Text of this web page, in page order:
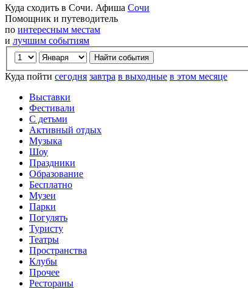
Куда сходить в Сочи. Афиша Сочи
Помощник и путеводитель
по интересным местам
и лучшим событиям
Куда пойти сегодня завтра в выходные в этом месяце
Выставки
Фестивали
С детьми
Активный отдых
Музыка
Шоу
Праздники
Образование
Бесплатно
Музеи
Парки
Погулять
Туристу
Театры
Пространства
Клубы
Прочее
Рестораны